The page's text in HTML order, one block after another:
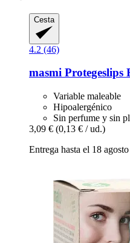
Cesta
4.2 (46)
masmi Protegeslips
Variable maleable
Hipoalergénico
Sin perfume y sin
3,09 € (0,13 € / ud.)
Entrega hasta el 18 agosto